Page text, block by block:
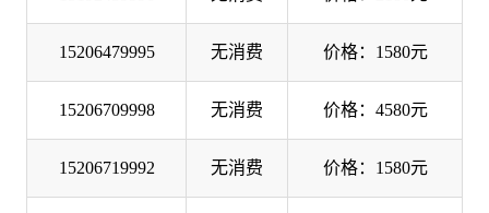
15206479995 无消费 价格：1580元
15206709998 无消费 价格：4580元
15206719992 无消费 价格：1580元